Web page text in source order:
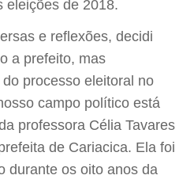
eleições de 2018.
e reflexões, decidi
a prefeito, mas
processo eleitoral no
campo político está
professora Célia Tavares
de Cariacica. Ela foi
durante os oito anos da